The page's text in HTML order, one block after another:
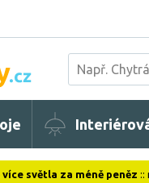
světla za méně peněz ::